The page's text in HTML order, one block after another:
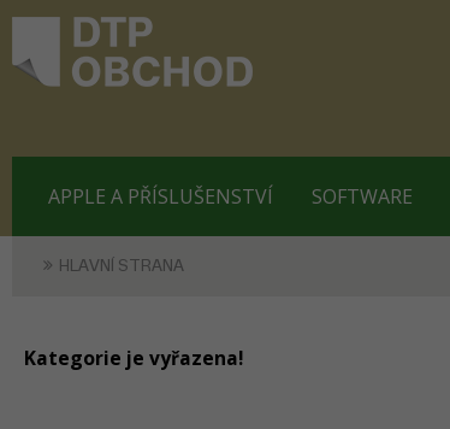
APPLE A PŘÍSLUŠENSTVÍ SOFTWARE
HLAVNÍ STRANA
Kategorie je vyřazena!